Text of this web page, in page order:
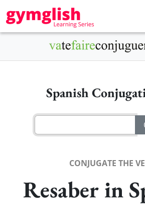
Spanish
CONJUGATE THE
Resaber in